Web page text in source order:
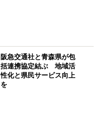
阪急交通社と青森県が包
括連携協定結ぶ 地域活
性化と県民サービス向上
を